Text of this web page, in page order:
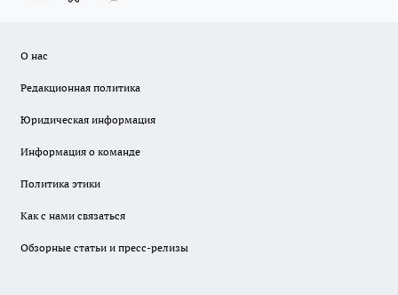
О нас
Редакционная политика
Юридическая информация
Информация о команде
Политика этики
Как с нами связаться
Обзорные статьи и пресс-релизы